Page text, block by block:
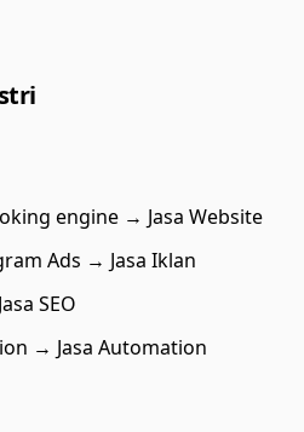
engine → Jasa Website
Ads → Jasa Iklan
Jasa SEO
→ Jasa Automation